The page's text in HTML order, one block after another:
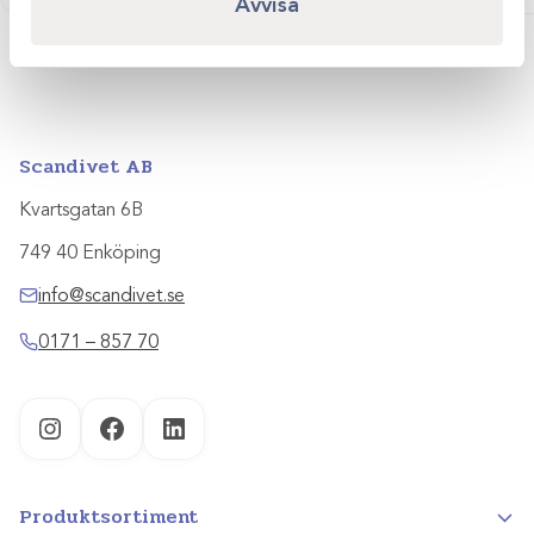
Scandivet AB
Kvartsgatan 6B
749 40 Enköping
info@scandivet.se
0171 – 857 70
InstagramFacebookLinkedIn
Produktsortiment